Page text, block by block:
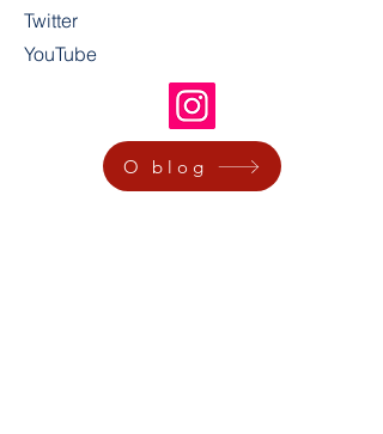
Twitter
YouTube
O blog